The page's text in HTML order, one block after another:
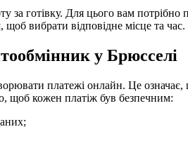
готівку. Для цього вам потрібно
вибрати відповідне місце та час.
у Брюсселі
платежі онлайн. Це
щоб кожен платіж був безпечним: